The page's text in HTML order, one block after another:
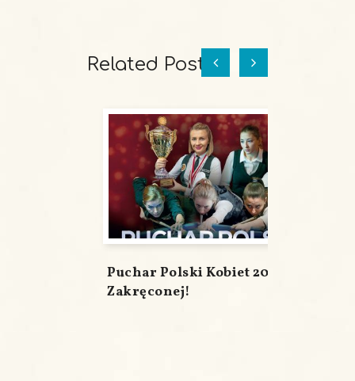
Related Posts
Puchar Polski Kobiet 2020 w
Zakręconej!